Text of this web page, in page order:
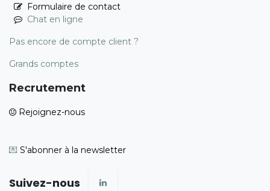
Formulaire de contact
Chat en ligne
Pas encore de compte client ?
Grands comptes
Recrutement
Rejoignez-nous
💌 S'abonner à la newsletter
Suivez-nous